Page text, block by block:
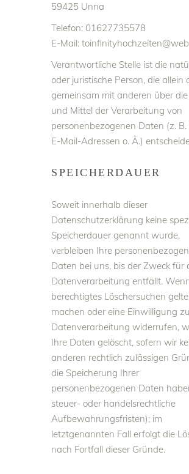
59425 Unna
Telefon: 01627735578
E-Mail:
Verantwortliche Stelle ist die
oder juristische Person, die allein
gemeinsam mit anderen über
und Mittel der Verarbeitung von
personenbezogenen Daten (z.
E-Mail-Adressen o. Ä.)
SPEICHERDAUER
Soweit innerhalb dieser
Datenschutzerklärung keine
Speicherdauer genannt wurde,
verbleiben Ihre
Daten bei uns, bis der Zweck für
Datenverarbeitung entfällt.
berechtigtes Löschersuchen
machen oder eine Einwilligung
Datenverarbeitung widerrufen,
Ihre Daten gelöscht, sofern wir
anderen rechtlich zulässigen
die Speicherung Ihrer
personenbezogenen Daten
steuer- oder handelsrechtliche
Aufbewahrungsfristen); im
letztgenannten Fall erfolgt die
nach Fortfall dieser Gründe.